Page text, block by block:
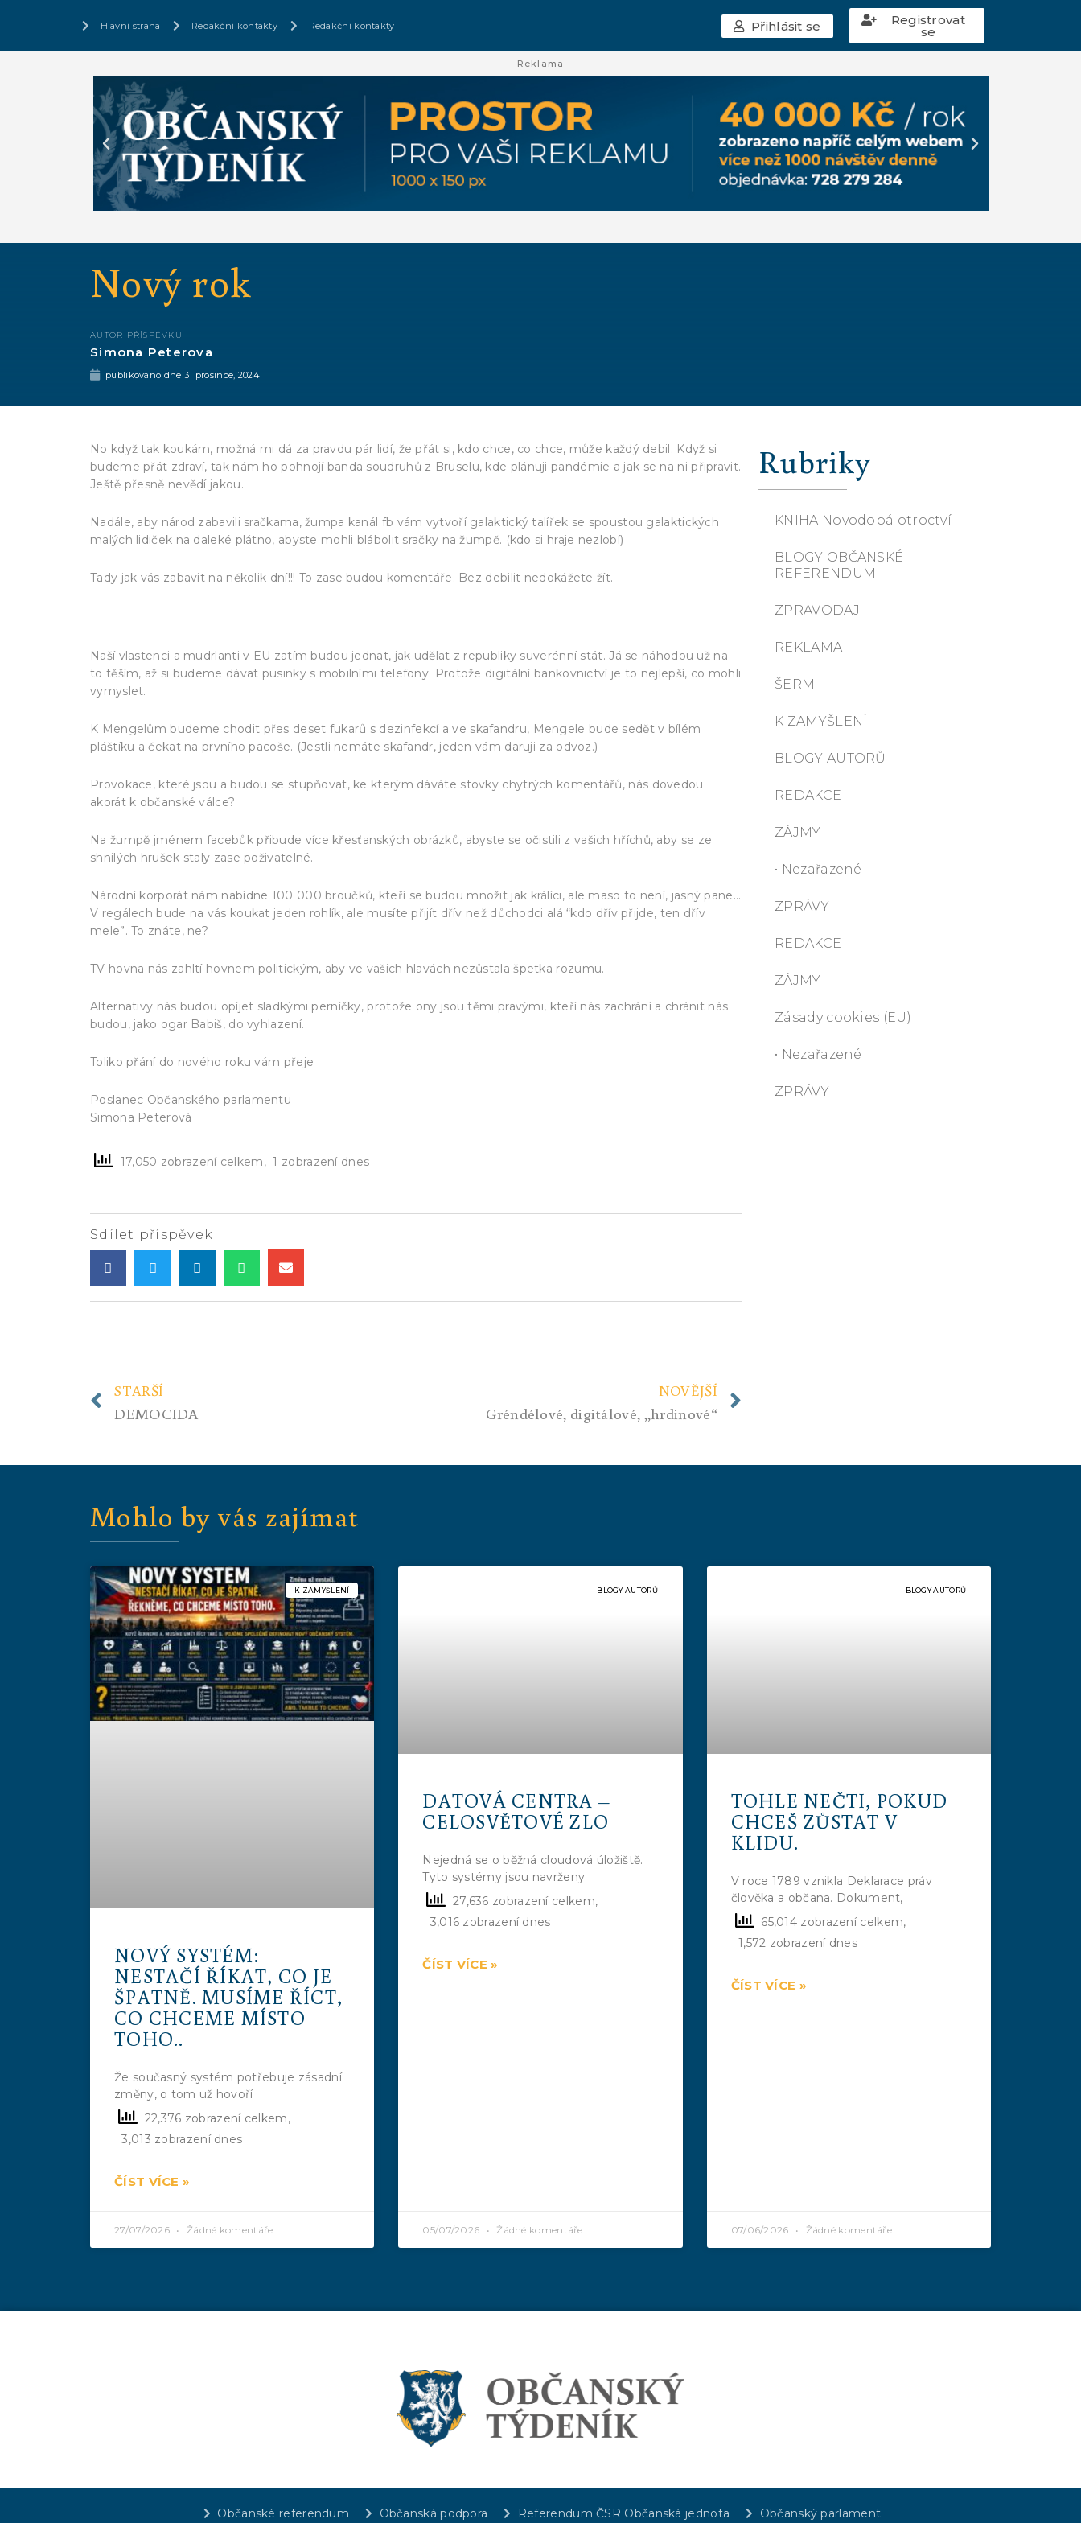
Hlavní strana Redakční kontakty Redakční kontakty Přihlásit se Registrovat
se
Reklama
Nový rok
AUTOR PŘÍSPĚVKU
Simona Peterova
publikováno dne 31 prosince, 2024
No když tak koukám, možná mi dá za pravdu pár lidí, že přát si, kdo chce, co chce, může každý debil. Když si
budeme přát zdraví, tak nám ho pohnojí banda soudruhů z Bruselu, kde plánuji pandémie a jak se na ni připravit.
Ještě přesně nevědí jakou.
Nadále, aby národ zabavili sračkama, žumpa kanál fb vám vytvoří galaktický talířek se spoustou galaktických
malých lidiček na daleké plátno, abyste mohli blábolit sračky na žumpě. (kdo si hraje nezlobí)
Tady jak vás zabavit na několik dní!!! To zase budou komentáře. Bez debilit nedokážete žít.
Naší vlastenci a mudrlanti v EU zatím budou jednat, jak udělat z republiky suverénní stát. Já se náhodou už na
to těším, až si budeme dávat pusinky s mobilními telefony. Protože digitální bankovnictví je to nejlepší, co mohli
vymyslet.
K Mengelům budeme chodit přes deset fukarů s dezinfekcí a ve skafandru, Mengele bude sedět v bílém
pláštíku a čekat na prvního pacoše. (Jestli nemáte skafandr, jeden vám daruji za odvoz.)
Provokace, které jsou a budou se stupňovat, ke kterým dáváte stovky chytrých komentářů, nás dovedou
akorát k občanské válce?
Na žumpě jménem facebůk přibude více křesťanských obrázků, abyste se očistili z vašich hříchů, aby se ze
shnilých hrušek staly zase poživatelné.
Národní korporát nám nabídne 100 000 broučků, kteří se budou množit jak králíci, ale maso to není, jasný pane…
V regálech bude na vás koukat jeden rohlík, ale musíte přijít dřív než důchodci alá “kdo dřív přijde, ten dřív
mele”. To znáte, ne?
TV hovna nás zahltí hovnem politickým, aby ve vašich hlavách nezůstala špetka rozumu.
Alternativy nás budou opíjet sladkými perníčky, protože ony jsou těmi pravými, kteří nás zachrání a chránit nás
budou, jako ogar Babiš, do vyhlazení.
Toliko přání do nového roku vám přeje
Poslanec Občanského parlamentu
Simona Peterová
17,050 zobrazení celkem, 1 zobrazení dnes
Sdílet příspěvek
STARŠÍ
DEMOCIDA
NOVĚJŠÍ
Gréndélové, digitálové, ,,hrdinové“
Rubriky
KNIHA Novodobá otroctví
BLOGY OBČANSKÉ
REFERENDUM
ZPRAVODAJ
REKLAMA
ŠERM
K ZAMYŠLENÍ
BLOGY AUTORŮ
REDAKCE
ZÁJMY
• Nezařazené
ZPRÁVY
REDAKCE
ZÁJMY
Zásady cookies (EU)
• Nezařazené
ZPRÁVY
Mohlo by vás zajímat
K ZAMYŠLENÍ
NOVÝ SYSTÉM:
NESTAČÍ ŘÍKAT, CO JE
ŠPATNĚ. MUSÍME ŘÍCT,
CO CHCEME MÍSTO
TOHO..
Že současný systém potřebuje zásadní
změny, o tom už hovoří
22,376 zobrazení celkem,
3,013 zobrazení dnes
ČÍST VÍCE »
27/07/2026 Žádné komentáře
BLOGY AUTORŮ
DATOVÁ CENTRA –
CELOSVĚTOVÉ ZLO
Nejedná se o běžná cloudová úložiště.
Tyto systémy jsou navrženy
27,636 zobrazení celkem,
3,016 zobrazení dnes
ČÍST VÍCE »
05/07/2026 Žádné komentáře
BLOGY AUTORŮ
TOHLE NEČTI, POKUD
CHCEŠ ZŮSTAT V
KLIDU.
V roce 1789 vznikla Deklarace práv
člověka a občana. Dokument,
65,014 zobrazení celkem,
1,572 zobrazení dnes
ČÍST VÍCE »
07/06/2026 Žádné komentáře
Občanské referendum Občanská podpora Referendum ČSR Občanská jednota Občanský parlament